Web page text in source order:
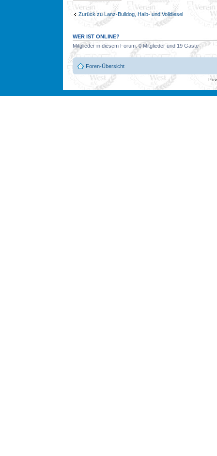
Zurück zu Lanz-Bulldog, Halb- und Volldiesel
WER IST ONLINE?
Mitglieder in diesem Forum: 0 Mitglieder und 19 Gäste
Foren-Übersicht